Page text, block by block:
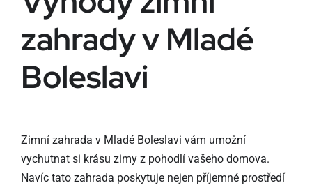
zahrady v Mladé
Boleslavi
Zimní zahrada v Mladé Boleslavi vám umožní
vychutnat si krásu zimy z pohodlí vašeho domova.
Navíc tato zahrada poskytuje nejen příjemné prostředí